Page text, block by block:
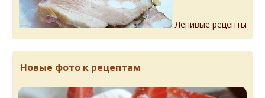
Ленивые рецепты
Новые фото к рецептам